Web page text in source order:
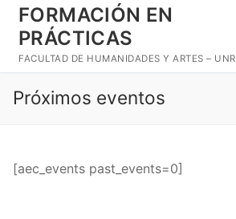
contenido
FORMACIÓN EN
PRÁCTICAS
FACULTAD DE HUMANIDADES Y ARTES – UNR
Próximos eventos
[aec_events past_events=0]